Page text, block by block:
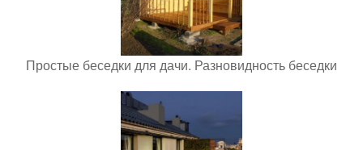
Простые беседки для дачи. Разновидность беседки